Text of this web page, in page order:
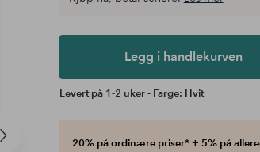
Neste
Legg i handlekurven
Levert på 1-2 uker - Farge: Hvit
20% på ordinære priser* + 5% på